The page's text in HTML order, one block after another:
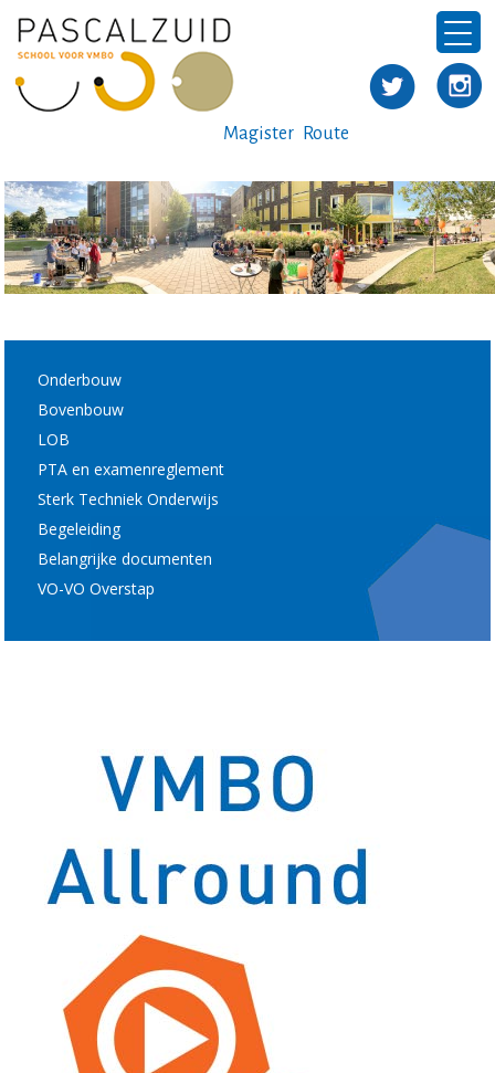
Magister Route
Onderbouw
Bovenbouw
LOB
PTA en examenreglement
Sterk Techniek Onderwijs
Begeleiding
Belangrijke documenten
VO-VO Overstap